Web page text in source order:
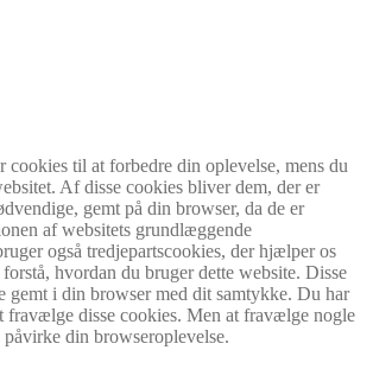
cookies til at forbedre din oplevelse, mens du
Af disse cookies bliver dem, der er
gemt på din browser, da de er
af websitets grundlæggende
også tredjepartscookies, der hjælper os
hvordan du bruger dette website. Disse
gemt i din browser med dit samtykke. Du har
fravælge disse cookies. Men at fravælge nogle
din browseroplevelse.